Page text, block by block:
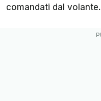
comandati dal volante.